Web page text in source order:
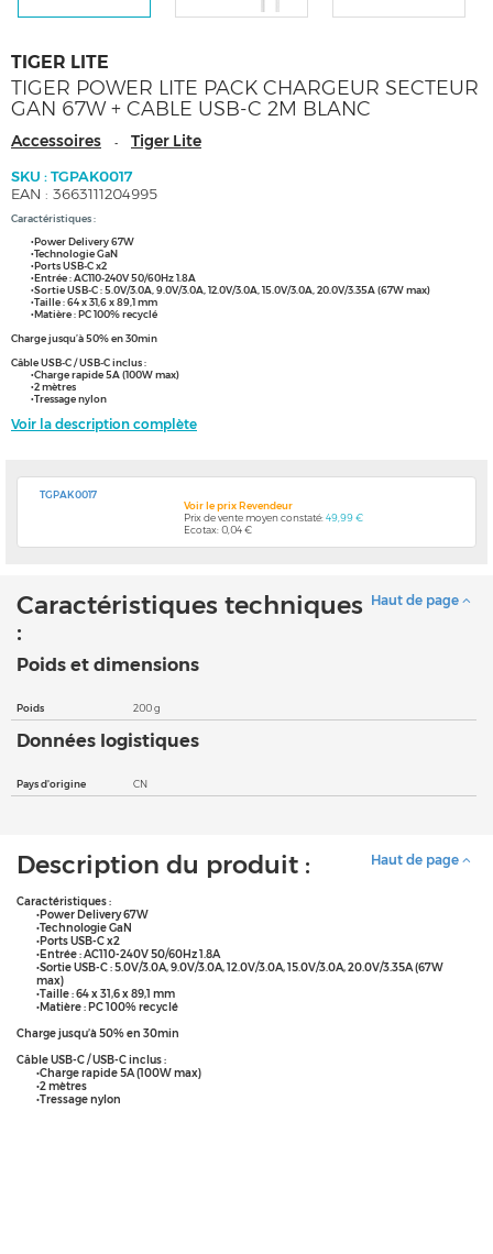
TIGER LITE
TIGER POWER LITE PACK CHARGEUR SECTEUR
GAN 67W + CABLE USB-C 2M BLANC
Accessoires - Tiger Lite
SKU : TGPAK0017
EAN : 3663111204995
Caractéristiques :
•Power Delivery 67W
•Technologie GaN
•Ports USB-C x2
•Entrée : AC110-240V 50/60Hz 1.8A
•Sortie USB-C : 5.0V/3.0A, 9.0V/3.0A, 12.0V/3.0A, 15.0V/3.0A, 20.0V/3.35A (67W max)
•Taille : 64 x 31,6 x 89,1 mm
•Matière : PC 100% recyclé
Charge jusqu’à 50% en 30min
Câble USB-C / USB-C inclus :
•Charge rapide 5A (100W max)
•2 mètres
•Tressage nylon
Voir la description complète
TGPAK0017
Voir le prix Revendeur
Prix de vente moyen constaté:49,99 €
Ecotax: 0,04 €
Haut de page
Caractéristiques techniques
:
Poids et dimensions
Poids 200 g
Données logistiques
Pays d'origine CN
Haut de page
Description du produit :
Caractéristiques :
•Power Delivery 67W
•Technologie GaN
•Ports USB-C x2
•Entrée : AC110-240V 50/60Hz 1.8A
•Sortie USB-C : 5.0V/3.0A, 9.0V/3.0A, 12.0V/3.0A, 15.0V/3.0A, 20.0V/3.35A (67W
max)
•Taille : 64 x 31,6 x 89,1 mm
•Matière : PC 100% recyclé
Charge jusqu’à 50% en 30min
Câble USB-C / USB-C inclus :
•Charge rapide 5A (100W max)
•2 mètres
•Tressage nylon